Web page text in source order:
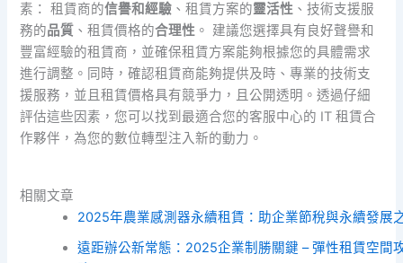
素： 租賃商的信譽和經驗 、租賃方案的靈活性 、技術支援服
務的品質 、租賃價格的合理性 。 建議您選擇具有良好聲譽和
豐富經驗的租賃商，並確保租賃方案能夠根據您的具體需求
進行調整。同時，確認租賃商能夠提供及時、專業的技術支
援服務，並且租賃價格具有競爭力，且公開透明。透過仔細
評估這些因素，您可以找到最適合您的客服中心的 IT 租賃合
作夥伴，為您的數位轉型注入新的動力。
相關文章
2025年農業感測器永續租賃：助企業節稅與永續發展
遠距辦公新常態：2025企業制勝關鍵 – 彈性租賃空間